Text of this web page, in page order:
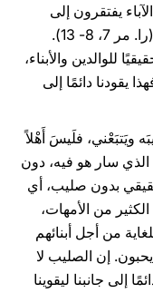
يفتقرون إلى
الضروري بحجة تقدمته للمذبح وللكنيسة (را. مر 7، 8- 13).
للوالدين والأبناء،
يقودنا دائمًا إلى
ويَتبَعْني، فلَيسَ أَهْلاً
الذي سار هو فيه، دون
بدون صليب، أي
من الأمهات،
من أجل أبنائهم
إن الصليب لا
إلى جانبنا ليقوينا